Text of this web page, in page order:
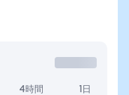
4時間 1日